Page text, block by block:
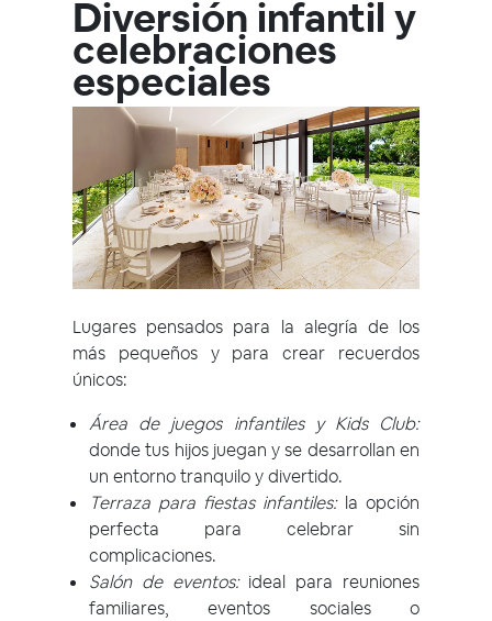
Diversión infantil y
celebraciones
especiales
Lugares pensados para la alegría de los
más pequeños y para crear recuerdos
únicos:
Área de juegos infantiles y Kids Club:
donde tus hijos juegan y se desarrollan en
un entorno tranquilo y divertido.
Terraza para fiestas infantiles:la opción
perfecta para celebrar sin
complicaciones.
Salón de eventos:ideal para reuniones
familiares, eventos sociales o